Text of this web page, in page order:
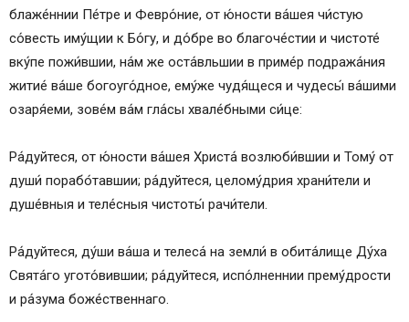
Икос 7
Икос 10
Кондак 12
Икос 12
Кондак 13
блаже́ннии Пе́тре и Февро́ние, от ю́ности ва́шея чи́стую
со́весть иму́щии к Бо́гу, и до́бре во благоче́стии и чистоте́
вку́пе пожи́вшии, на́м же оста́вльшии в приме́р подража́ния
житие́ ва́ше богоуго́дное, ему́же чудя́щеся и чудесы́ ва́шими
озаря́еми, зове́м ва́м гла́сы хвале́бными си́це:
Ра́дуйтеся, от ю́ности ва́шея Христа́ возлюби́вшии и Тому́ от
души́ порабо́тавшии; ра́дуйтеся, целому́дрия храни́тели и
душе́вныя и теле́сныя чистоты́ рачи́тели.
Ра́дуйтеся, ду́ши ва́ша и телеса́ на земли́ в обита́лище Ду́ха
Свята́го угото́вившии; ра́дуйтеся, испо́лненнии прему́дрости
и ра́зума боже́ственнаго.